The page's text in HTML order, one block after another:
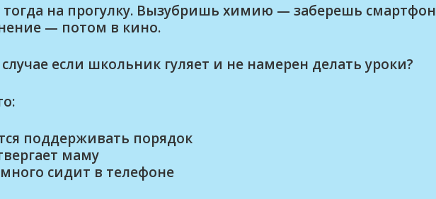
на прогулку. Вызубришь химию — заберешь
— потом в кино.
если школьник гуляет и не намерен делать уроки?
поддерживать порядок
маму
сидит в телефоне